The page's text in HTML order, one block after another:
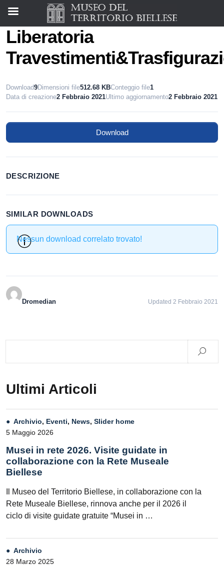
Liberatoria
Download9Dimensioni file512.68 KBConteggio file1
Data di creazione2 Febbraio 2021Ultimo aggiornamento2 Febbraio 2021
Download
DESCRIZIONE
SIMILAR DOWNLOADS
Nessun download correlato trovato!
Dromedian Updated 2 Febbraio 2021
Ultimi Articoli
Archivio, Eventi, News, Slider home
5 Maggio 2026
Musei in rete 2026. Visite guidate in
collaborazione con la Rete Museale
Biellese
Il Museo del Territorio Biellese, in collaborazione con la
Rete Museale Biellese, rinnova anche per il 2026 il
ciclo di visite guidate gratuite “Musei in …
Archivio
28 Marzo 2025